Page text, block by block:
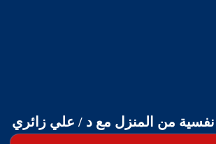
من المنزل مع د / علي زائري